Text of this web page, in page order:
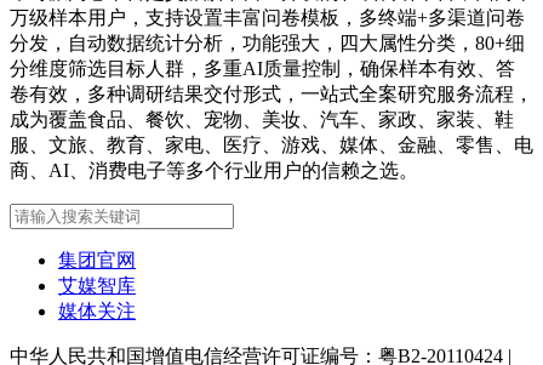
万级样本用户，支持设置丰富问卷模板，多终端+多渠道问卷
分发，自动数据统计分析，功能强大，四大属性分类，80+细
分维度筛选目标人群，多重AI质量控制，确保样本有效、答
卷有效，多种调研结果交付形式，一站式全案研究服务流程，
成为覆盖食品、餐饮、宠物、美妆、汽车、家政、家装、鞋
服、文旅、教育、家电、医疗、游戏、媒体、金融、零售、电
商、AI、消费电子等多个行业用户的信赖之选。
集团官网
艾媒智库
媒体关注
中华人民共和国增值电信经营许可证编号：粤B2-20110424 |